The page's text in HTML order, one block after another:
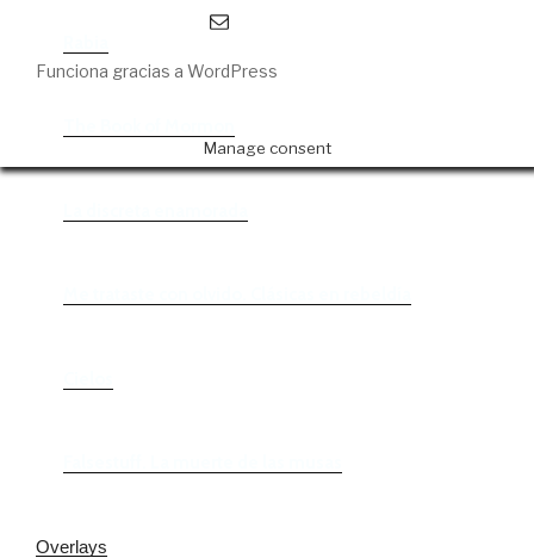
Overlays
Correo electrónico
Funciona gracias a WordPress
Manage consent